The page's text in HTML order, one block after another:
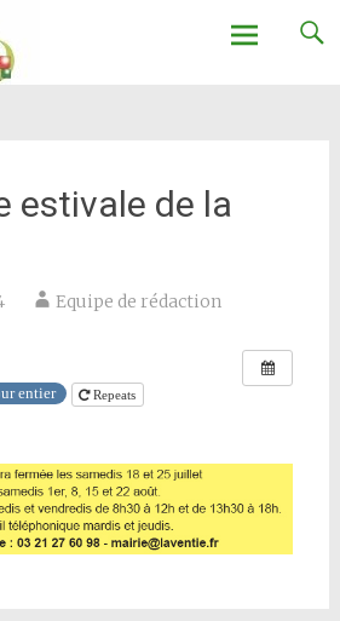
estivale de la
Equipe de rédaction
entier Repeats